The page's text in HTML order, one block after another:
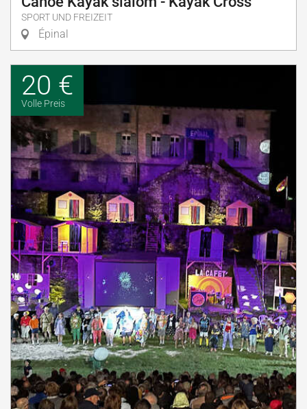
SPORT UND FREIZEIT
Épinal
20 €
Volle Preis